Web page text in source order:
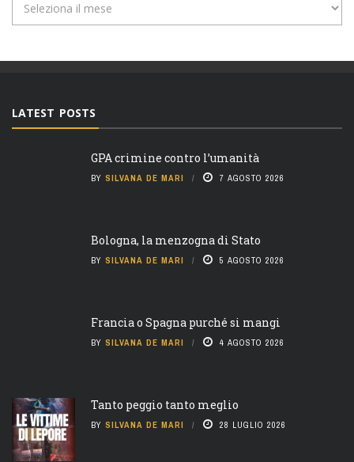
LATEST POSTS
GPA crimine contro l’umanità
BY SILVANA DE MARI 7 AGOSTO 2026
Bologna, la menzogna di Stato
BY SILVANA DE MARI 5 AGOSTO 2026
Francia o Spagna purché si mangi
BY SILVANA DE MARI 4 AGOSTO 2026
Tanto peggio tanto meglio
BY SILVANA DE MARI 28 LUGLIO 2026